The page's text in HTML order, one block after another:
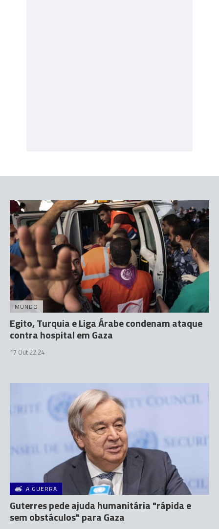
MUNDO
Egito, Turquia e Liga Árabe condenam ataque
contra hospital em Gaza
17 Out 22:24
A GUERRA
Guterres pede ajuda humanitária "rápida e
sem obstáculos" para Gaza